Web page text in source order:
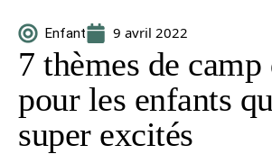
Enfant 9 avril 2022
7 thèmes de camp
pour les enfants
super excités